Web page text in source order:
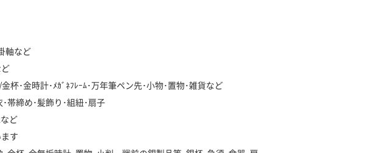
軸など
･金時計･ﾒｶﾞﾈﾌﾚｰﾑ･万年筆ペン先･小物･置物･雑貨など
帯締め･髪飾り･組紐･扇子
ど
す